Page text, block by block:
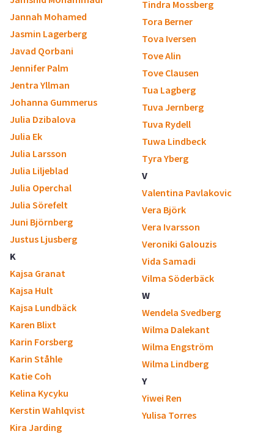
Jannah Mohamed
Jasmin Lagerberg
Javad Qorbani
Jennifer Palm
Jentra Yllman
Johanna Gummerus
Julia Dzibalova
Julia Ek
Julia Larsson
Julia Liljeblad
Julia Operchal
Julia Sörefelt
Juni Björnberg
Justus Ljusberg
K
Kajsa Granat
Kajsa Hult
Kajsa Lundbäck
Karen Blixt
Karin Forsberg
Karin Ståhle
Katie Coh
Kelina Kycyku
Kerstin Wahlqvist
Kira Jarding
Tindra Mossberg
Tora Berner
Tova Iversen
Tove Alin
Tove Clausen
Tua Lagberg
Tuva Jernberg
Tuva Rydell
Tuwa Lindbeck
Tyra Yberg
V
Valentina Pavlakovic
Vera Björk
Vera Ivarsson
Veroniki Galouzis
Vida Samadi
Vilma Söderbäck
W
Wendela Svedberg
Wilma Dalekant
Wilma Engström
Wilma Lindberg
Y
Yiwei Ren
Yulisa Torres